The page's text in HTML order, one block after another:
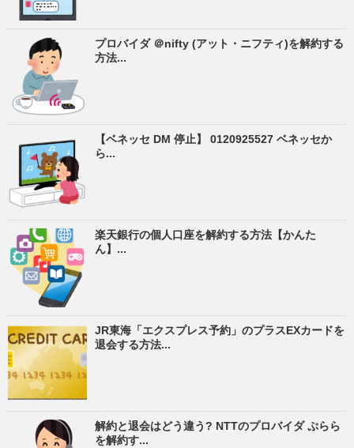
プロバイダ ＠nifty (アット・ニフティ)を解約する
方法...
【ベネッセ DM 停止】 0120925527 ベネッセか
ら...
楽天銀行の個人口座を解約する方法【かんた
ん】...
JR東海「エクスプレス予約」のプラスEXカードを
退会する方法...
解約と退会はどう違う? NTTのプロバイダ ぷらら
を解約す...